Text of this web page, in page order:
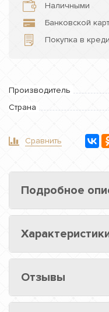
Наличными
Банковской
Покупка в
Производитель
Страна
Сравнить
Подробное
Отзывы